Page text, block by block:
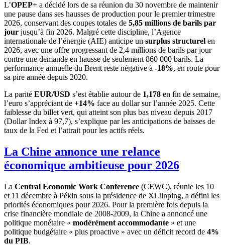
L’OPEP+ a décidé lors de sa réunion du 30 novembre de maintenir
une pause dans ses hausses de production pour le premier trimestre
2026, conservant des coupes totales de 5,85 millions de barils par
jour jusqu’à fin 2026. Malgré cette discipline, l’Agence
internationale de l’énergie (AIE) anticipe un surplus structurel en
2026, avec une offre progressant de 2,4 millions de barils par jour
contre une demande en hausse de seulement 860 000 barils. La
performance annuelle du Brent reste négative à -18%, en route pour
sa pire année depuis 2020.
La parité EUR/USD s’est établie autour de 1,178 en fin de semaine,
l’euro s’appréciant de +14% face au dollar sur l’année 2025. Cette
faiblesse du billet vert, qui atteint son plus bas niveau depuis 2017
(Dollar Index à 97,7), s’explique par les anticipations de baisses de
taux de la Fed et l’attrait pour les actifs réels.
La Chine annonce une relance
économique ambitieuse pour 2026
La Central Economic Work Conference (CEWC), réunie les 10
et 11 décembre à Pékin sous la présidence de Xi Jinping, a défini les
priorités économiques pour 2026. Pour la première fois depuis la
crise financière mondiale de 2008-2009, la Chine a annoncé une
politique monétaire « modérément accommodante » et une
politique budgétaire « plus proactive » avec un déficit record de 4%
du PIB.